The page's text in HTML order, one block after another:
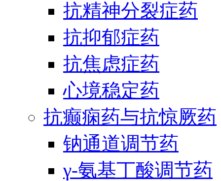
抗精神分裂症药
抗抑郁症药
抗焦虑症药
心境稳定药
抗癫痫药与抗惊厥药
钠通道调节药
γ-氨基丁酸调节药